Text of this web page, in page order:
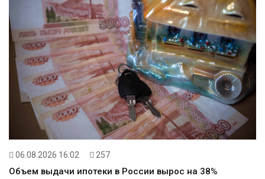
06.08.2026 16:02 257
Объем выдачи ипотеки в России вырос на 38%